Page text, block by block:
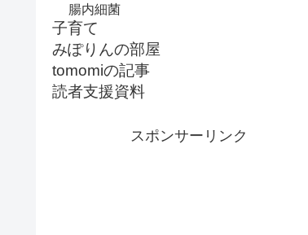
腸内細菌
子育て
みぽりんの部屋
tomomiの記事
読者支援資料
スポンサーリンク